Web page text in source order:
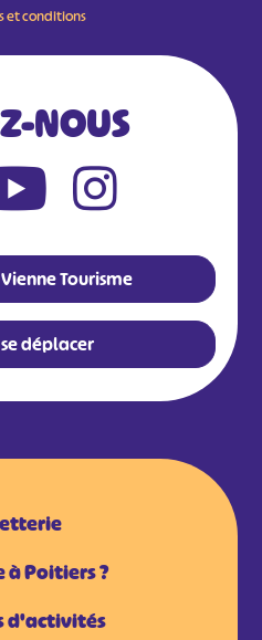
et conditions
NOUS
Tourisme
déplacer
à Poitiers ?
d'activités